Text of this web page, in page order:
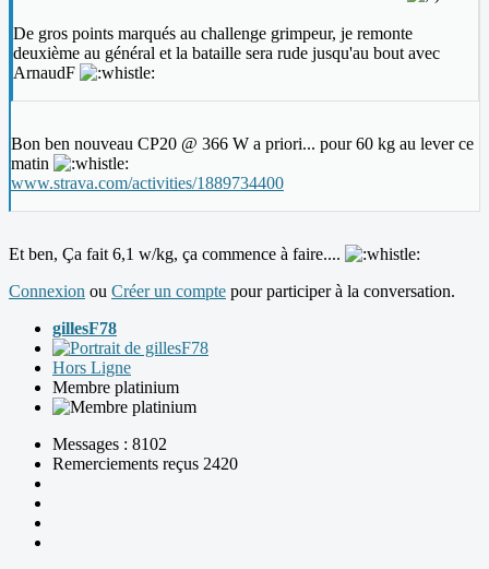
De gros points marqués au challenge grimpeur, je remonte
deuxième au général et la bataille sera rude jusqu'au bout avec
ArnaudF
Bon ben nouveau CP20 @ 366 W a priori... pour 60 kg au lever ce
matin
www.strava.com/activities/1889734400
Et ben, Ça fait 6,1 w/kg, ça commence à faire....
Connexion ou Créer un compte pour participer à la conversation.
gillesF78
Hors Ligne
Membre platinium
Messages : 8102
Remerciements reçus 2420